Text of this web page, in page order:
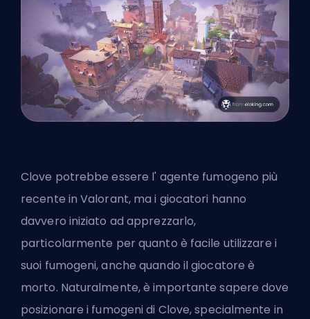
Clove potrebbe essere l' agente fumogeno più
recente in Valorant, ma i giocatori hanno
davvero iniziato ad apprezzarlo,
particolarmente per quanto è facile utilizzare i
suoi fumogeni, anche quando il giocatore è
morto. Naturalmente, è importante sapere dove
posizionare i fumogeni di Clove, specialmente in